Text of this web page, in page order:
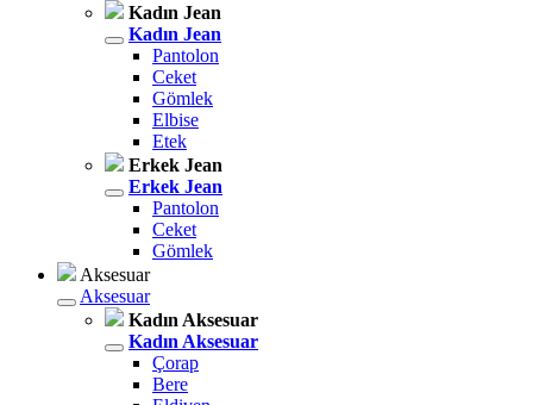
Kadın Jean
Kadın Jean
Pantolon
Ceket
Gömlek
Elbise
Etek
Erkek Jean
Erkek Jean
Pantolon
Ceket
Gömlek
Aksesuar
Aksesuar
Kadın Aksesuar
Kadın Aksesuar
Çorap
Bere